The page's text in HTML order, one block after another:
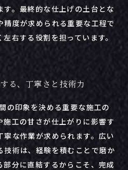
。最終的な仕上げの土台とな
度が求められる重要な工程で
右する役割を担っています。
る、丁寧さと技術力
の印象 を決める重要な施工の
施工の甘 さが仕上がり に影響す
寧な作業が求め られ ます。 広い
技術は、 経験を積む こと で磨か
部分に直結するから こそ、完成